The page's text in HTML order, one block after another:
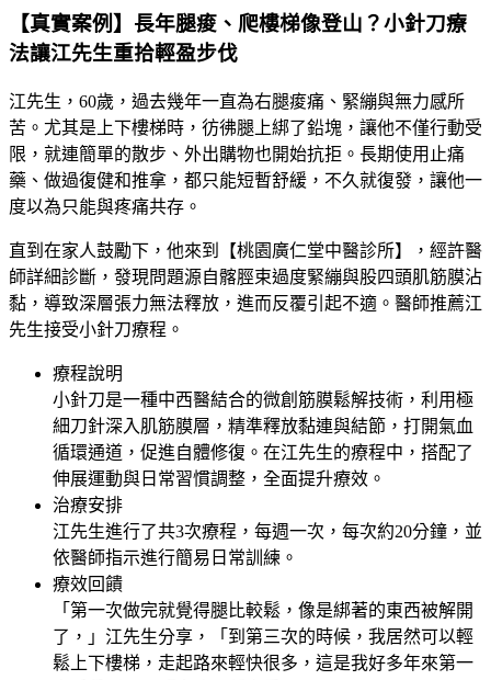
【真實案例】長年腿痠、爬樓梯像登山？小針刀療
法讓江先生重拾輕盈步伐
江先生，60歲，過去幾年一直為右腿痠痛、緊繃與無力感所
苦。尤其是上下樓梯時，彷彿腿上綁了鉛塊，讓他不僅行動受
限，就連簡單的散步、外出購物也開始抗拒。長期使用止痛
藥、做過復健和推拿，都只能短暫舒緩，不久就復發，讓他一
度以為只能與疼痛共存。
直到在家人鼓勵下，他來到【桃園廣仁堂中醫診所】，經許醫
師詳細診斷，發現問題源自髂脛束過度緊繃與股四頭肌筋膜沾
黏，導致深層張力無法釋放，進而反覆引起不適。醫師推薦江
先生接受小針刀療程。
療程說明
小針刀是一種中西醫結合的微創筋膜鬆解技術，利用極
細刀針深入肌筋膜層，精準釋放黏連與結節，打開氣血
循環通道，促進自體修復。在江先生的療程中，搭配了
伸展運動與日常習慣調整，全面提升療效。
治療安排
江先生進行了共3次療程，每週一次，每次約20分鐘，並
依醫師指示進行簡易日常訓練。
療效回饋
「第一次做完就覺得腿比較鬆，像是綁著的東西被解開
了，」江先生分享，「到第三次的時候，我居然可以輕
鬆上下樓梯，走起路來輕快很多，這是我好多年來第一